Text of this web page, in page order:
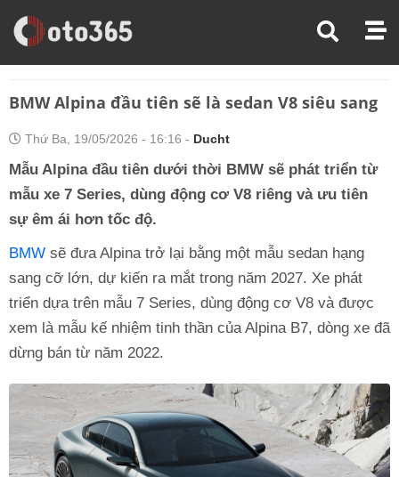
Trang Chủ
Thị Trường Xe
BMW Alpina đầu tiên sẽ là sedan V8 siêu sang
Thứ Ba, 19/05/2026 - 16:16 - Ducht
Mẫu Alpina đầu tiên dưới thời BMW sẽ phát triển từ
mẫu xe 7 Series, dùng động cơ V8 riêng và ưu tiên
sự êm ái hơn tốc độ.
BMW sẽ đưa Alpina trở lại bằng một mẫu sedan hạng
sang cỡ lớn, dự kiến ra mắt trong năm 2027. Xe phát
triển dựa trên mẫu 7 Series, dùng động cơ V8 và được
xem là mẫu kế nhiệm tinh thần của Alpina B7, dòng xe đã
dừng bán từ năm 2022.